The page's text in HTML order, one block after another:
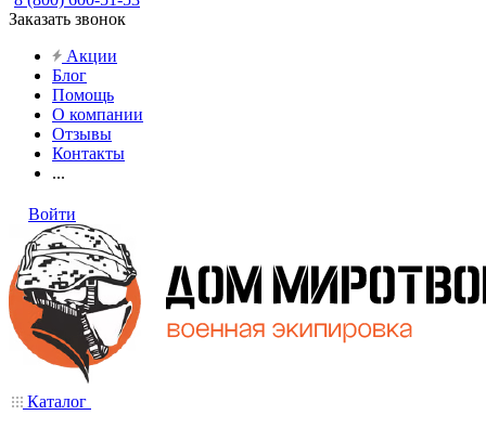
Заказать звонок
Акции
Блог
Помощь
О компании
Отзывы
Контакты
...
Войти
Каталог